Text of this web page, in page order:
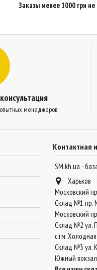
Заказы менее 1000 грн
опытных менеджеров
Контактная
SM.kh.ua -
Харьков
Московский
Склад №1 пр.
Московский
Склад №2 ул.
стм.
Склад №3 ул.
Южный